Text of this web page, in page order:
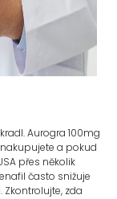
Aurogra 100mg
a pokud
přes několik
často snižuje
Zkontrolujte, zda